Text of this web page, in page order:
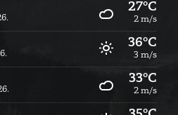
27°C
2 m/s
36°C
3 m/s
33°C
2 m/s